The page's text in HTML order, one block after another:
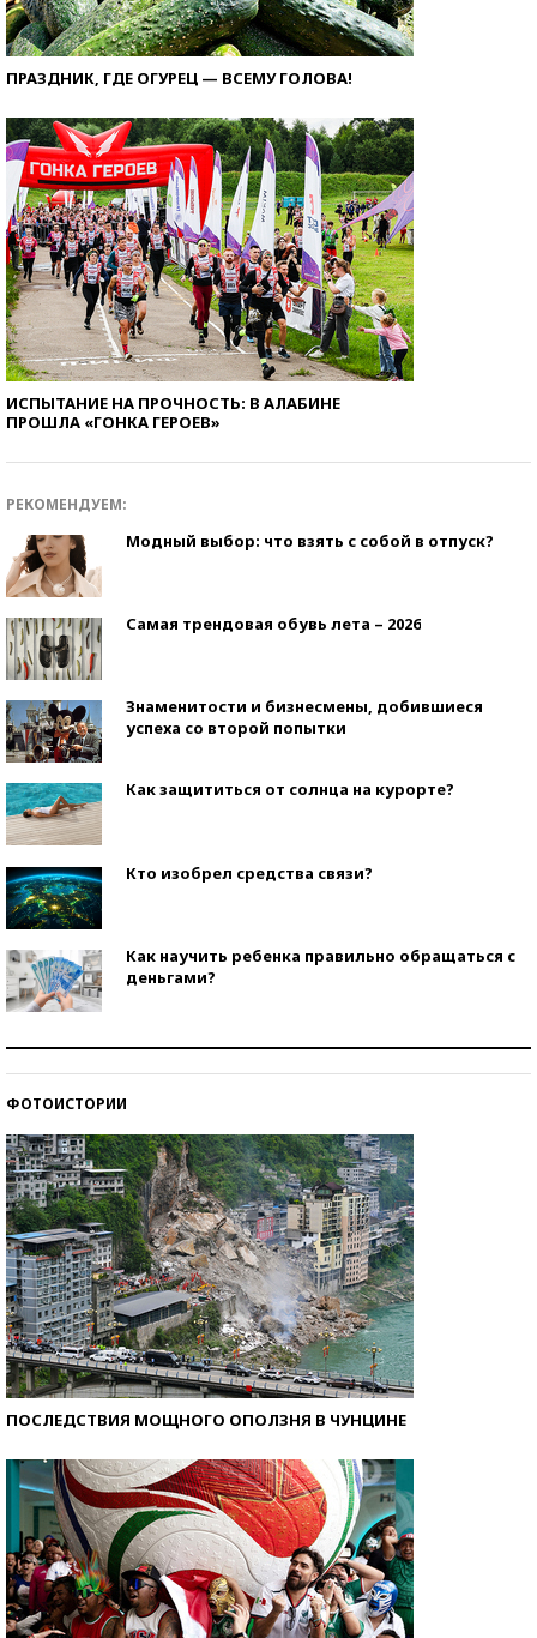
ПРАЗДНИК, ГДЕ ОГУРЕЦ — ВСЕМУ ГОЛОВА!
ИСПЫТАНИЕ НА ПРОЧНОСТЬ: В АЛАБИНЕ
ПРОШЛА «ГОНКА ГЕРОЕВ»
РЕКОМЕНДУЕМ:
Модный выбор: что взять с собой в отпуск?
Самая трендовая обувь лета – 2026
Знаменитости и бизнесмены, добившиеся
успеха со второй попытки
Как защититься от солнца на курорте?
Кто изобрел средства связи?
Как научить ребенка правильно обращаться с
деньгами?
ФОТОИСТОРИИ
ПОСЛЕДСТВИЯ МОЩНОГО ОПОЛЗНЯ В ЧУНЦИНЕ